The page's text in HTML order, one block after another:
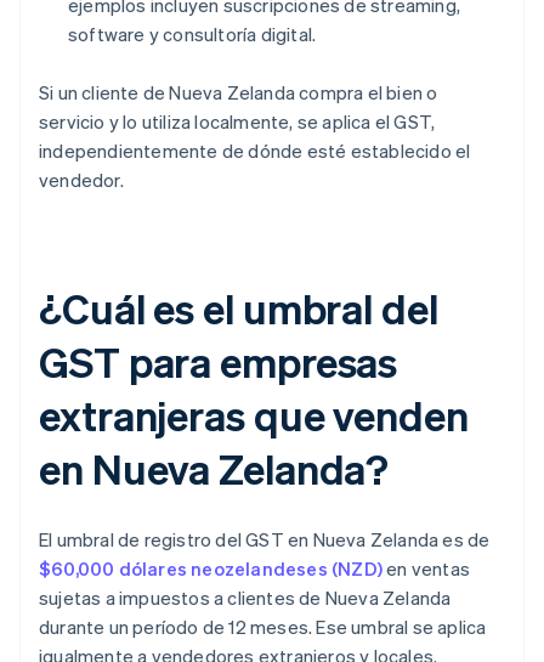
ejemplos incluyen suscripciones de streaming,
software y consultoría digital.
Si un cliente de Nueva Zelanda compra el bien o
servicio y lo utiliza localmente, se aplica el GST,
independientemente de dónde esté establecido el
vendedor.
¿Cuál es el umbral del
GST para empresas
extranjeras que venden
en Nueva Zelanda?
El umbral de registro del GST en Nueva Zelanda es de
$60,000 dólares neozelandeses (NZD)en ventas
sujetas a impuestos a clientes de Nueva Zelanda
durante un período de 12 meses. Ese umbral se aplica
igualmente a vendedores extranjeros y locales.